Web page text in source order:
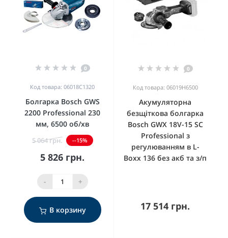
0
Код товара: 06018C1320
Болгарка Bosch GWS
2200 Professional 230
мм, 6500 об/хв
5 064 грн. --15%
5 826 грн.
- +
В корзину
0
Код товара: 06019H6500
Акумуляторна
безщіткова болгарка
Bosch GWX 18V-15 SC
Professional з
регулюванням в L-
Boxx 136 без акб та з/п
17 514 грн.